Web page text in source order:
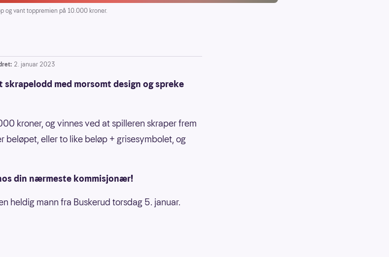
og vant toppremien på 10.000 kroner.
2. januar 2023
skrapelodd med morsomt design og spreke
kroner, og vinnes ved at spilleren skraper frem
beløpet, eller to like beløp + grisesymbolet, og
din nærmeste kommisjonær!
heldig mann fra Buskerud torsdag 5. januar.